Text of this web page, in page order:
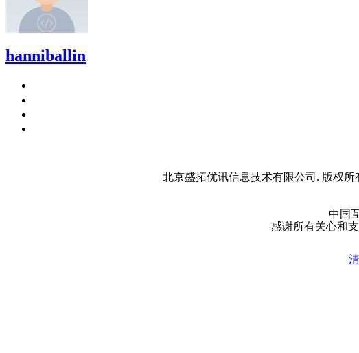
hanniballin
北京盛拓优讯信息技术有限公司. 版权所
中国
感谢所有关心和